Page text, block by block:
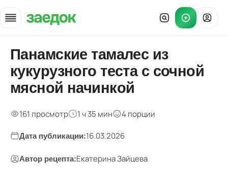
Главная
»
Рецепты
Панамские тамалес с мясом
Панамские тамалес из
кукурузного теста с сочной
мясной начинкой
161 просмотр 1 ч 35 мин 4 порции
Дата публикации:16.03.2026
Автор рецепта:Екатерина Зайцева